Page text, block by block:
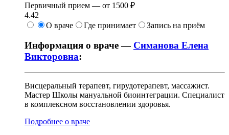
Первичный прием — от 1500 ₽
4.42
О враче
Где принимает Запись на приём
Информация о враче — Симанова Елена
Викторовна:
Висцеральный терапевт, гирудотерапевт, массажист.
Мастер Школы мануальной биоинтеграции. Специалист
в комплексном восстановлении здоровья.
Подробнее о враче